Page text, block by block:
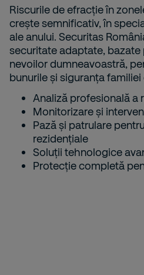
Riscurile de efracție în
crește semnificativ, în
ale anului. Securitas
securitate adaptate, bazate
nevoilor dumneavoastră,
bunurile și siguranța
Analiză profesională a
Monitorizare și
Pază și patrulare
rezidențiale
Soluții tehnologice
Protecție completă